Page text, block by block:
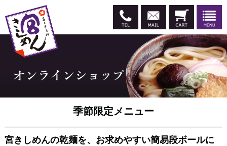
季節限定メニュー
宮きしめんの乾麺を、お求めやすい簡易段ボールに